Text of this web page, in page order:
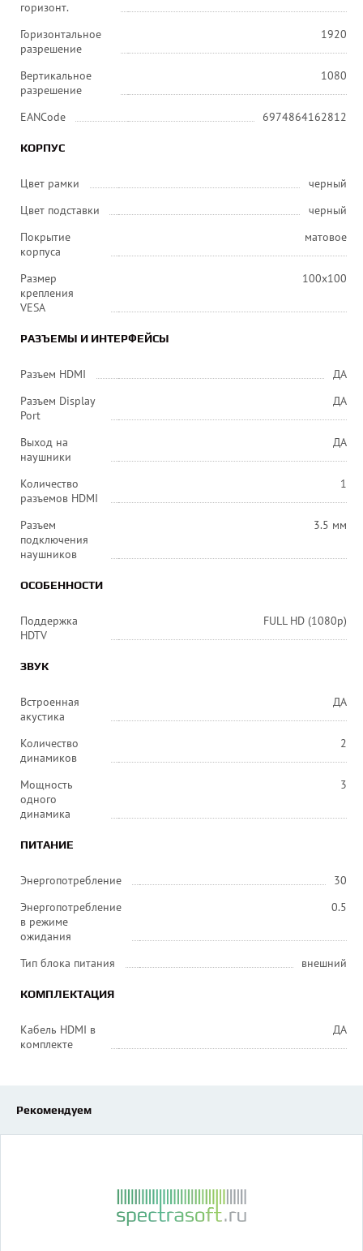
горизонт.
Горизонтальное
разрешение
1920
Вертикальное
разрешение
1080
EANCode 6974864162812
КОРПУС
Цвет рамки
черный
Цвет подставки
черный
Покрытие
корпуса
матовое
Размер
крепления
VESA
100х100
РАЗЪЕМЫ И ИНТЕРФЕЙСЫ
Разъем HDMI
ДА
Разъем Display
Port
ДА
Выход на
наушники
ДА
Количество
разъемов HDMI
1
Разъем
подключения
наушников
3.5 мм
ОСОБЕННОСТИ
Поддержка
HDTV
FULL HD (1080p)
ЗВУК
Встроенная
акустика
ДА
Количество
динамиков
2
Мощность
одного
динамика
3
ПИТАНИЕ
Энергопотребление
30
Энергопотребление
в режиме
ожидания
0.5
Тип блока питания внешний
КОМПЛЕКТАЦИЯ
Кабель HDMI в
комплекте
ДА
Рекомендуем